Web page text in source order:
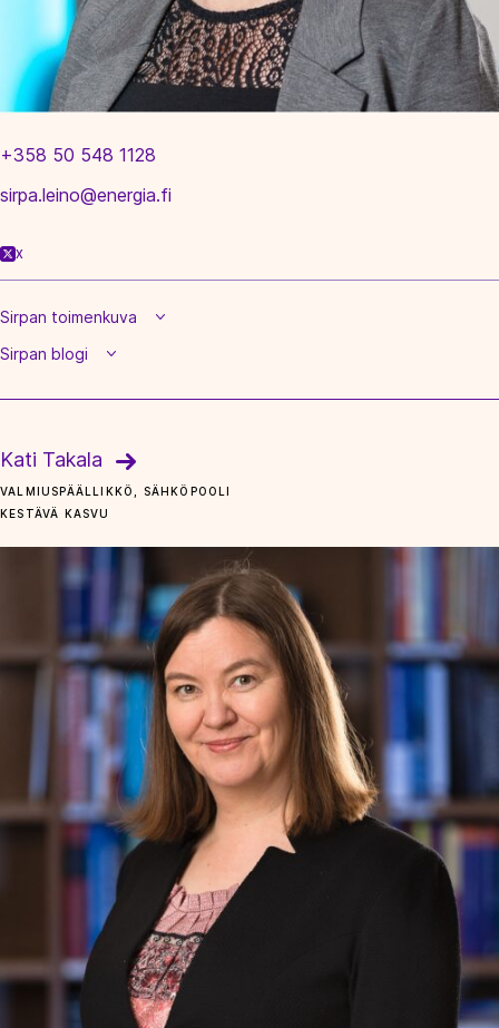
+358 50 548 1128
sirpa.leino@energia.fi
X
Sirpan toimenkuva
Sirpan blogi
Kati Takala
VALMIUSPÄÄLLIKKÖ, SÄHKÖPOOLI
KESTÄVÄ KASVU